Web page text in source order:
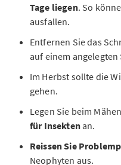
Tage liegen. So
ausfallen.
Entfernen Sie das
auf einem
Im Herbst sollte die
gehen.
Legen Sie beim
für Insektenan.
Reissen Sie
Neophyten aus.